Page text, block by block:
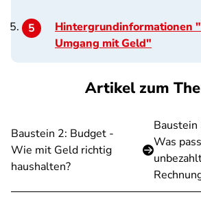
Hintergrundinformationen
Umgang mit Geld"
Artikel zum
Baustein 2: Budget -
Wie mit Geld richtig
haushalten?
Was